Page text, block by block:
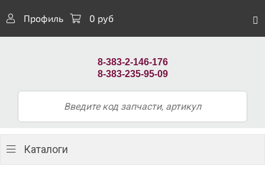
Профиль 0 руб
8-383-2-146-176
8-383-235-95-09
Каталоги